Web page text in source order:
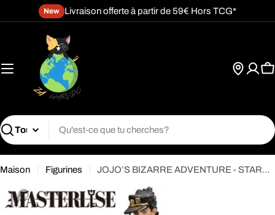
au
New Livraison offerte à partir de 59€ Hors TCG*
Recherche
Maison Figurines JOJO’S BIZARRE ADVENTURE - STARDUST CRUSADERS - Ichibansho - Jotaro Kujo